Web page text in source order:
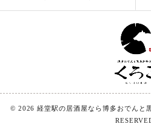
© 2026 経堂駅の居酒屋なら博多おでんと